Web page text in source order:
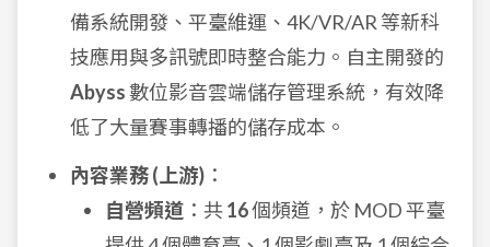
備系統開發、平臺維運、4K/VR/AR 等新科
技應用與多訊號即時整合能力。自主開發的
Abyss數位影音雲端儲存管理系統，有效降
低了大量賽事轉播的儲存成本。
內容業務 (上游) ：
自營頻道 ：共16個頻道，於 MOD 平臺